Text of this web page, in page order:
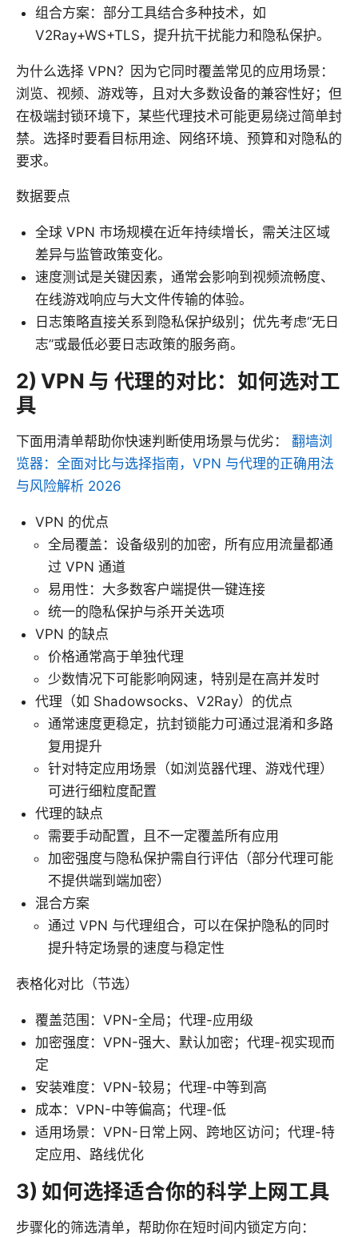
组合方案：部分工具结合多种技术，如
V2Ray+WS+TLS，提升抗干扰能力和隐私保护。
为什么选择 VPN？因为它同时覆盖常见的应用场景：
浏览、视频、游戏等，且对大多数设备的兼容性好；但
在极端封锁环境下，某些代理技术可能更易绕过简单封
禁。选择时要看目标用途、网络环境、预算和对隐私的
要求。
数据要点
全球 VPN 市场规模在近年持续增长，需关注区域
差异与监管政策变化。
速度测试是关键因素，通常会影响到视频流畅度、
在线游戏响应与大文件传输的体验。
日志策略直接关系到隐私保护级别；优先考虑“无日
志”或最低必要日志政策的服务商。
2) VPN 与 代理的对比：如何选对工
具
下面用清单帮助你快速判断使用场景与优劣： 翻墙浏
览器：全面对比与选择指南，VPN 与代理的正确用法
与风险解析 2026
VPN 的优点
全局覆盖：设备级别的加密，所有应用流量都通
过 VPN 通道
易用性：大多数客户端提供一键连接
统一的隐私保护与杀开关选项
VPN 的缺点
价格通常高于单独代理
少数情况下可能影响网速，特别是在高并发时
代理（如 Shadowsocks、V2Ray）的优点
通常速度更稳定，抗封锁能力可通过混淆和多路
复用提升
针对特定应用场景（如浏览器代理、游戏代理）
可进行细粒度配置
代理的缺点
需要手动配置，且不一定覆盖所有应用
加密强度与隐私保护需自行评估（部分代理可能
不提供端到端加密）
混合方案
通过 VPN 与代理组合，可以在保护隐私的同时
提升特定场景的速度与稳定性
表格化对比（节选）
覆盖范围：VPN-全局；代理-应用级
加密强度：VPN-强大、默认加密；代理-视实现而
定
安装难度：VPN-较易；代理-中等到高
成本：VPN-中等偏高；代理-低
适用场景：VPN-日常上网、跨地区访问；代理-特
定应用、路线优化
3) 如何选择适合你的科学上网工具
步骤化的筛选清单，帮助你在短时间内锁定方向：